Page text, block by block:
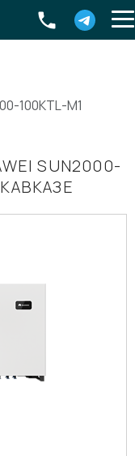
100KTL-M1
SUN2000-
Екатеринбург ,